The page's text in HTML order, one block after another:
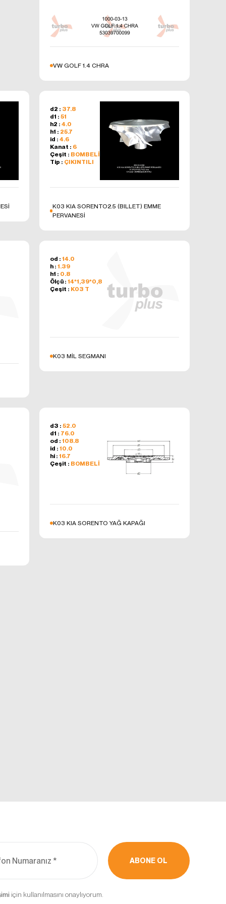
VW GOLF 1.4 CHRA
d2 : 37.8
d1 : 51
h2 : 4.0
h1 : 25.7
id : 4.6
Kanat : 6
Çeşit : BOMBELİ
Tip : ÇIKINTILI
K03 KIA SORENTO2.5 (BILLET) EMME
PERVANESİ
od : 14.0
h : 1.39
h1 : 0.8
Ölçü : 14*1,39*0,8
Çeşit : K03 T
K03 MİL SEGMANI
d3 : 52.0
d1 : 76.0
od : 108.8
id : 10.0
hi : 16.7
Çeşit : BOMBELİ
K03 KIA SORENTO YAĞ KAPAĞI
ABONE OL
için kullanılmasını onaylıyorum.
ve
bu
üzere,
güvenli
siteye
belirli